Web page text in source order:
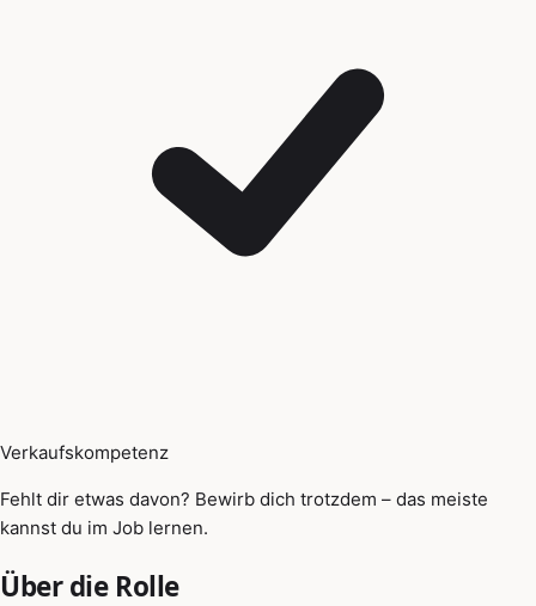
Verkaufskompetenz
Fehlt dir etwas davon? Bewirb dich trotzdem – das meiste
kannst du im Job lernen.
Über die Rolle